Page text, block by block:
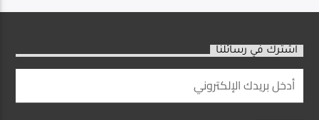
اشترك في رسائلنا